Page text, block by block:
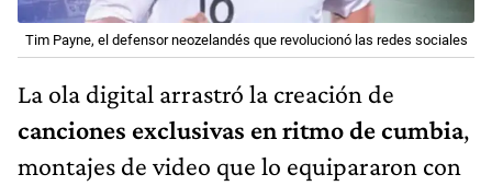
Tim Payne, el defensor neozelandés que revolucionó las redes sociales
La ola digital arrastró la creación de
canciones exclusivas en ritmo de cumbia,
montajes de video que lo equipararon con